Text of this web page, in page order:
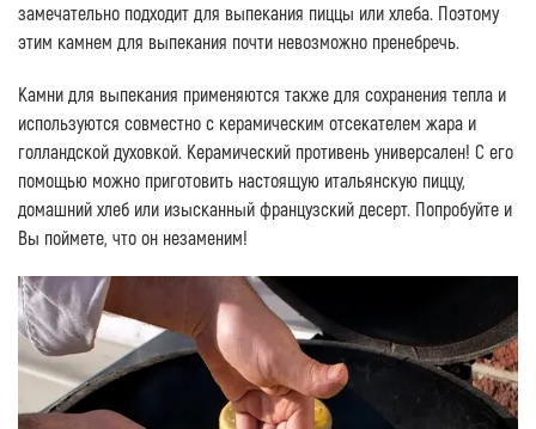
замечательно подходит для выпекания пиццы или хлеба. Поэтому
этим камнем для выпекания почти невозможно пренебречь.
Камни для выпекания применяются также для сохранения тепла и
используются совместно с керамическим отсекателем жара и
голландской духовкой. Керамический противень универсален! С его
помощью можно приготовить настоящую итальянскую пиццу,
домашний хлеб или изысканный французский десерт. Попробуйте и
Вы поймете, что он незаменим!